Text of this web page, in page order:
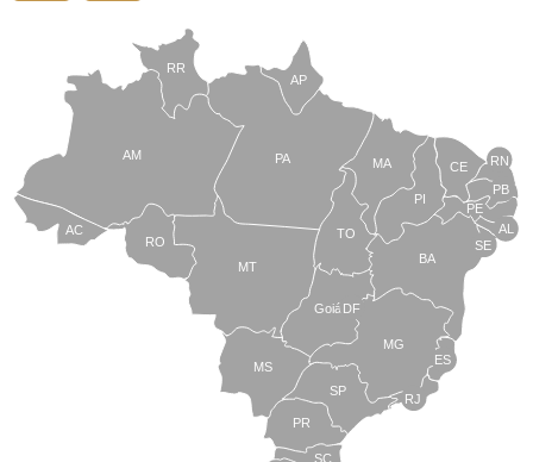
TO
BA
SE
PE
AL
RN
CE
PI
MA
AP
PA
RR
AM
AC
RO
MT
MS
Goiás
PR
SC
SP
MG
RJ
ES
DF
PB